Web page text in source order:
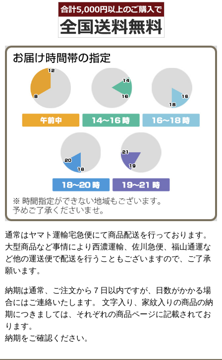
通常はヤマト運輸宅急便にて商品配送を行っております。
大型商品など事情により西濃運輸、佐川急便、福山通運な
ど他の運送便で配送を行うこともございますので、ご了承
願います。
納期は通常、ご注文から７日以内ですが、日数がかかる場
合にはご連絡いたします。 文字入り、家紋入りの商品の納
期につきましては、それぞれの商品ページに記載されてお
ります。
納期をご確認ください。